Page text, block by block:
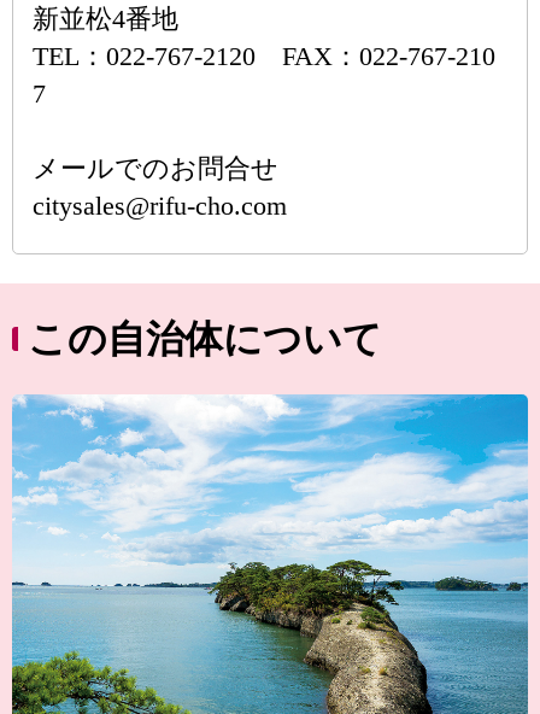
新並松4番地
TEL：022-767-2120 FAX：022-767-210
7
メールでのお問合せ
citysales@rifu-cho.com
この自治体について